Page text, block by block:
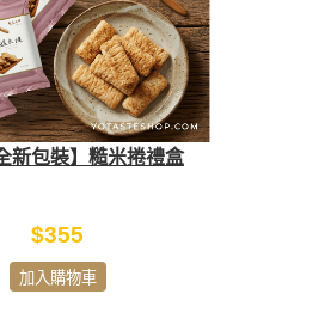
新包裝】糙米捲禮盒
$355
加入購物車